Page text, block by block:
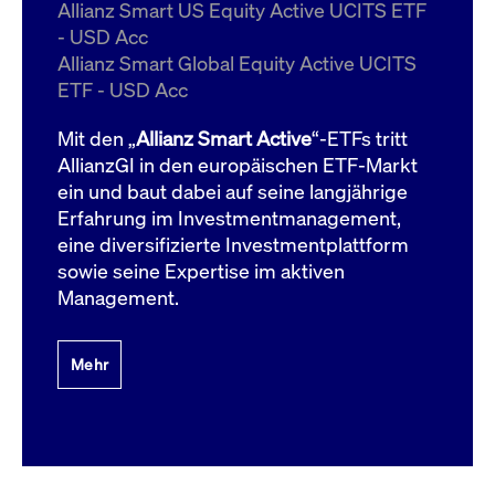
Allianz Smart US Equity Active UCITS ETF
- USD Acc
Allianz Smart Global Equity Active UCITS
ETF - USD Acc
Mit den „Allianz Smart Active“-ETFs tritt
AllianzGI in den europäischen ETF-Markt
ein und baut dabei auf seine langjährige
Erfahrung im Investmentmanagement,
eine diversifizierte Investmentplattform
sowie seine Expertise im aktiven
Management.
Mehr
ApplicationGatewayAffinityCORS
boerse.com
Domain
bis